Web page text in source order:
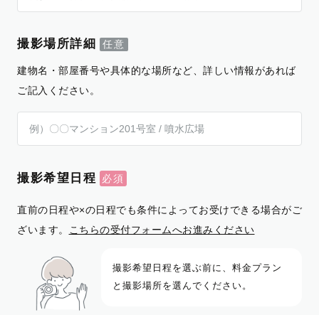
撮影場所詳細
建物名・部屋番号や具体的な場所など、詳しい情報があれば
ご記入ください。
撮影希望日程
直前の日程や×の日程でも条件によってお受けできる場合がご
ざいます。
こちらの受付フォームへお進みください
撮影希望日程を選ぶ前に、料金プラン
と撮影場所を選んでください。